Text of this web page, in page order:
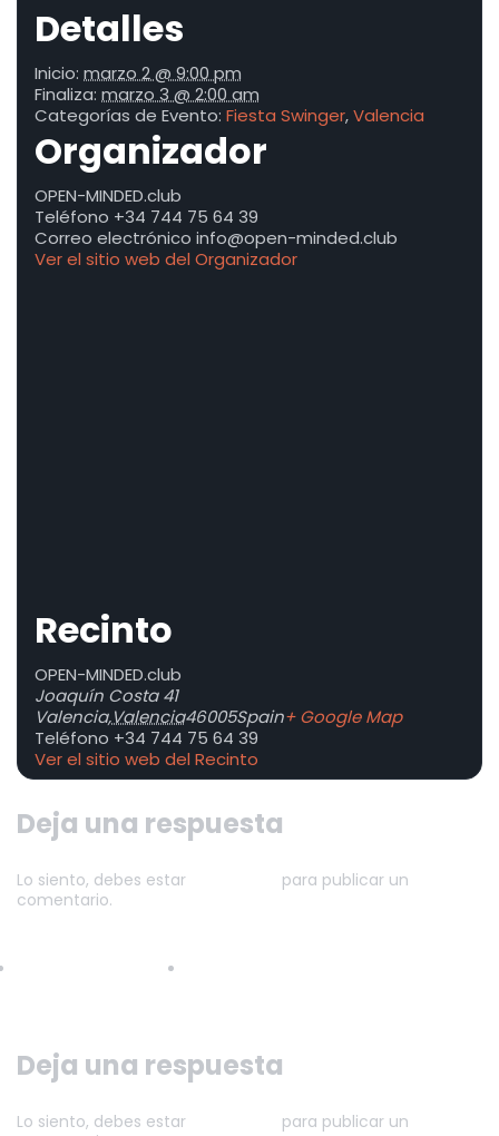
Detalles
Inicio: marzo 2 @ 9:00 pm
Finaliza: marzo 3 @ 2:00 am
Categorías de Evento: Fiesta Swinger,Valencia
Organizador
OPEN-MINDED.club
Teléfono +34 744 75 64 39
Correo electrónico info@open-minded.club
Ver el sitio web del Organizador
Recinto
OPEN-MINDED.club
Joaquín Costa 41
Valencia,Valencia46005Spain+ Google Map
Teléfono +34 744 75 64 39
Ver el sitio web del Recinto
Deja una respuesta
Lo siento, debes estar
para publicar un
comentario.
Insurrección K — Kink
Deja una respuesta
Lo siento, debes estar
para publicar un